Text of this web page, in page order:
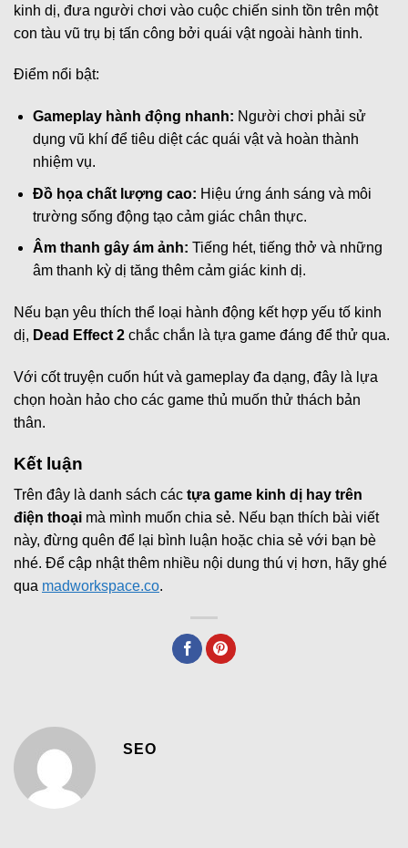
kinh dị, đưa người chơi vào cuộc chiến sinh tồn trên một
con tàu vũ trụ bị tấn công bởi quái vật ngoài hành tinh.
Điểm nổi bật:
Gameplay hành động nhanh: Người chơi phải sử
dụng vũ khí để tiêu diệt các quái vật và hoàn thành
nhiệm vụ.
Đồ họa chất lượng cao: Hiệu ứng ánh sáng và môi
trường sống động tạo cảm giác chân thực.
Âm thanh gây ám ảnh: Tiếng hét, tiếng thở và những
âm thanh kỳ dị tăng thêm cảm giác kinh dị.
Nếu bạn yêu thích thể loại hành động kết hợp yếu tố kinh
dị, Dead Effect 2 chắc chắn là tựa game đáng để thử qua.
Với cốt truyện cuốn hút và gameplay đa dạng, đây là lựa
chọn hoàn hảo cho các game thủ muốn thử thách bản
thân.
Kết luận
Trên đây là danh sách các tựa game kinh dị hay trên
điện thoại mà mình muốn chia sẻ. Nếu bạn thích bài viết
này, đừng quên để lại bình luận hoặc chia sẻ với bạn bè
nhé. Để cập nhật thêm nhiều nội dung thú vị hơn, hãy ghé
qua madworkspace.co.
SEO